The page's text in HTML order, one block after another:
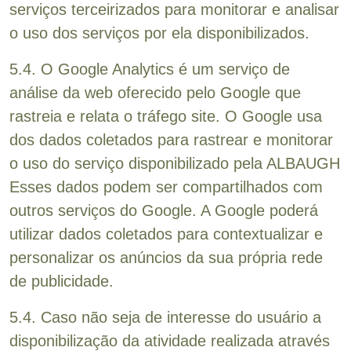
serviços terceirizados para monitorar e analisar
o uso dos serviços por ela disponibilizados.
5.4. O Google Analytics é um serviço de
análise da web oferecido pelo Google que
rastreia e relata o tráfego site. O Google usa
dos dados coletados para rastrear e monitorar
o uso do serviço disponibilizado pela ALBAUGH
Esses dados podem ser compartilhados com
outros serviços do Google. A Google poderá
utilizar dados coletados para contextualizar e
personalizar os anúncios da sua própria rede
de publicidade.
5.4. Caso não seja de interesse do usuário a
disponibilização da atividade realizada através